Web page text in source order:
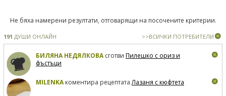
Не бяха намерени резултати, отговарящи на посочените критерии.
191 ДУШИ ОНЛАЙН >>ВСИЧКИ ПОТРЕБИТЕЛИ
БИЛЯНА НЕДЯЛКОВАсготви Пилешко с ориз и
фъстъци
MILENKAкоментира рецептатаЛазаня с кюфтета